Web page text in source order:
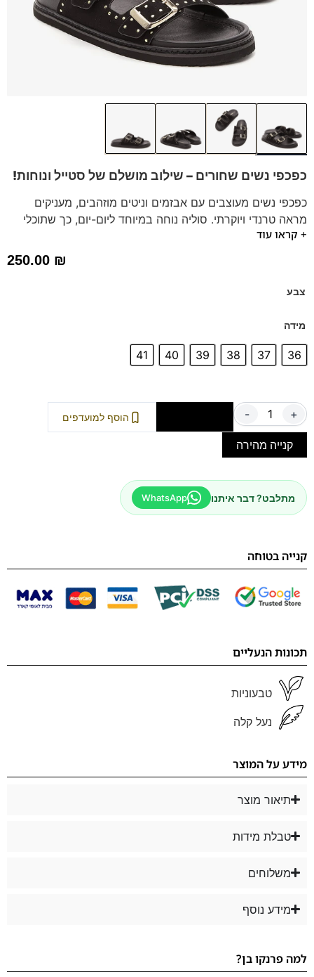
כפכפי נשים שחורים – שילוב מושלם של סטייל ונוחות!
כפכפי נשים מעוצבים עם אבזמים וניטים מוזהבים, מעניקים
מראה טרנדי ויוקרתי. סוליה נוחה במיוחד ליום-יום, כך שתוכלי
ליהנות מנעליים נוחות
כפכפי סלייד לנשים בעיצוב רוק שיק טרנדי, משלבים סטייל נועז
מותג: SJ | נעליים טבעוניות | חומרים ממוחזרים
+ קראו עוד
250.00 ₪
צבע
מידה
36
37
38
39
40
41
- + הוסף למועדפים
קנייה מהירה
מתלבט? דבר איתנו WhatsApp
קנייה בטוחה
תכונות הנעליים
טבעוניות
נעל קלה
מידע על המוצר
תיאור מוצר
טבלת מידות
משלוחים
מידע נוסף
למה פרנקו בן?